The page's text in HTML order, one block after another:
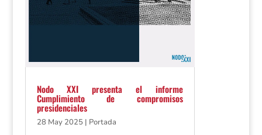
Nodo XXI presenta el informe
Cumplimiento de compromisos
presidenciales
28 May 2025| Portada